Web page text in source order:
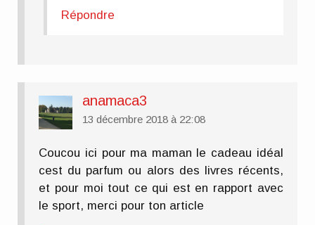
Répondre
anamaca3
13 décembre 2018 à 22:08
Coucou ici pour ma maman le cadeau idéal
cest du parfum ou alors des livres récents,
et pour moi tout ce qui est en rapport avec
le sport, merci pour ton article